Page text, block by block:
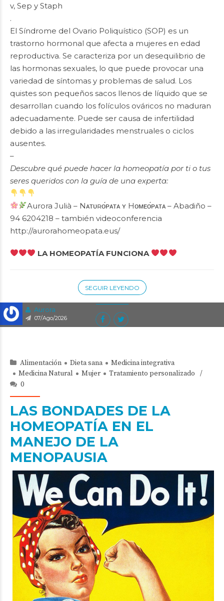
Aurora
07/Ago/2026
v, Sep y Staph
.
El Síndrome del Ovario Poliquístico (SOP) es un
trastorno hormonal que afecta a mujeres en edad
reproductiva. Se caracteriza por un desequilibrio de
las hormonas sexuales, lo que puede provocar una
variedad de síntomas y problemas de salud. Los
quistes son pequeños sacos llenos de líquido que se
desarrollan cuando los folículos ováricos no maduran
adecuadamente. Puede ser causa de infertilidad
debido a las irregularidades menstruales o ciclos
ausentes.
–
Descubre qué puede hacer la homeopatía por ti o tus
seres queridos con la guía de una experta:
Aurora Julià – Nᴀᴛᴜʀᴏ́ᴘᴀᴛᴀ ʏ Hᴏᴍᴇᴏ́ᴘᴀᴛᴀ – Abadiño –
94 6204218 – también videoconferencia
http://aurorahomeopata.eus/
LA HOMEOPATÍA FUNCIONA
SEGUIR LEYENDO
Alimentación Dieta sana
Medicina integrativa
Medicina Natural
Mujer
Tratamiento personalizado
0
LAS BONDADES DE LA
HOMEOPATÍA EN EL
MANEJO DE LA
MENOPAUSIA